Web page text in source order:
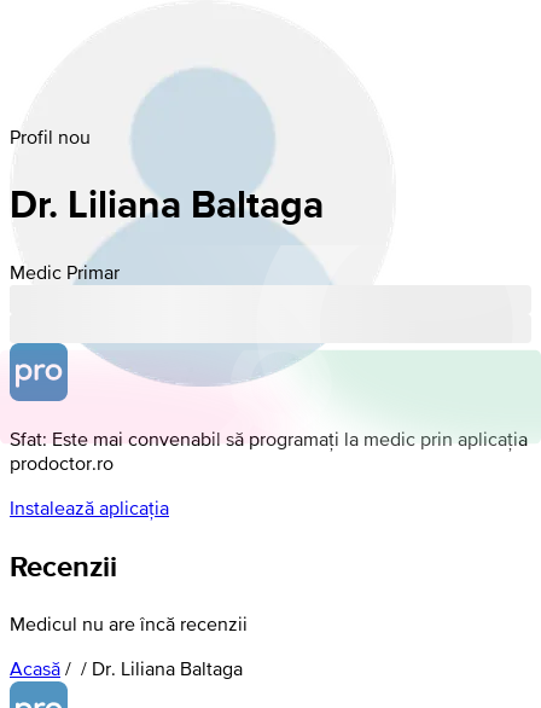
Profil nou
Dr. Liliana Baltaga
Medic Primar
Sfat: Este mai convenabil să programați la medic prin aplicația
prodoctor.ro
Instalează aplicația
Recenzii
Medicul nu are încă recenzii
Acasă / / Dr. Liliana Baltaga